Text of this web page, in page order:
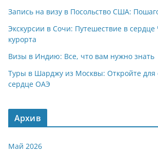
Запись на визу в Посольство США:
Экскурсии в Сочи: Путешествие в
курорта
Визы в Индию: Все, что вам нужно знать
Туры в Шарджу из Москвы: Откройте для
сердце ОАЭ
Архив
Май 2026